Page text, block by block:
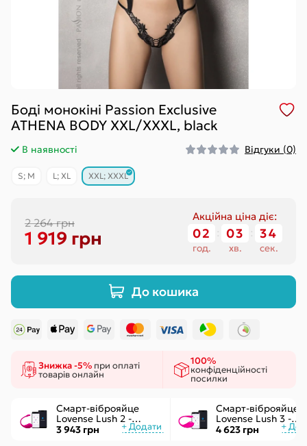
Боді монокіні Passion Exclusive
ATHENA BODY XXL/XXXL, black
В наявності Відгуки (0)
S; M L; XL XXL; XXXL
2 264 грн
1 919 грн
Акційна ціна діє:
02
год.
03
хв.
34
сек.
До кошика
Знижка -5% при оплаті
товарів онлайн
100%
конфіденційності
посилки
Смарт-віброяйце
Lovense Lush 2 -
управління через
додаток
3 943 грн
Смарт-віброяйце
Lovense Lush 3 -
керування через
інтернет
4 623 грн